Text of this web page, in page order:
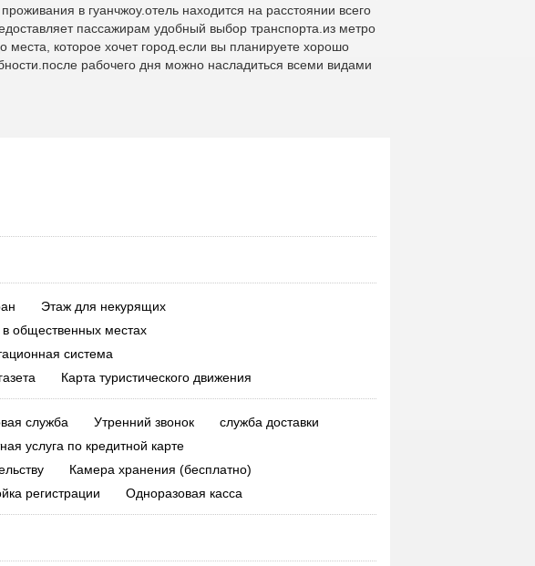
в гуанчжоу.отель находится на расстоянии всего
пассажирам удобный выбор транспорта.из метро
места, которое хочет город.если вы планируете хорошо
рабочего дня можно насладиться всеми видами
Этаж для некурящих
общественных местах
система
Карта туристического движения
служба Утренний звонок
служба доставки
услуга по кредитной карте
Камера хранения (бесплатно)
регистрации Одноразовая касса